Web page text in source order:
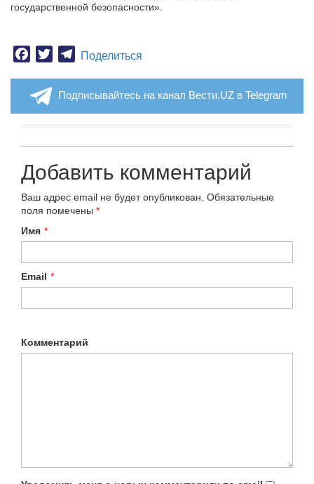
государственной безопасности».
Facebook
TwitterTelegram
Поделиться
Подписывайтесь на канал Вести.UZ в Telegram
Добавить комментарий
Ваш адрес email не будет опубликован. Обязательные
поля помечены *
Имя *
Email *
Комментарий